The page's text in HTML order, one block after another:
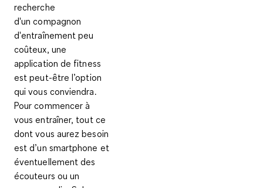
recherche
d'uncompagnon
d'entraînement peu
coûteux, une
application de fitness
est peut-être l’option
qui vous conviendra.
Pour commencer à
vous entraîner, tout ce
dont vous aurez besoin
est d’un smartphone et
éventuellement des
écouteurs ou un